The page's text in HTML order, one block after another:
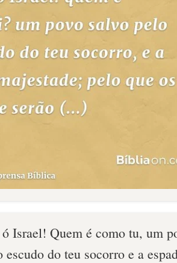
Israel! Quem é como tu, um
do teu socorro e a